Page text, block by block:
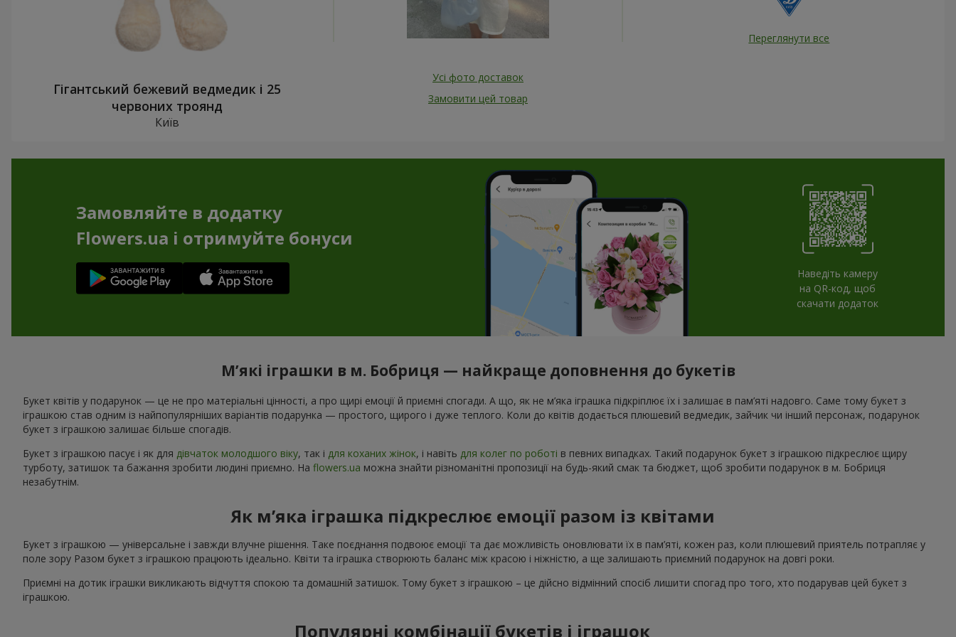
Гігантський бежевий ведмедик і 25
червоних троянд
Київ
Усі фото доставок
Замовити цей товар
Переглянути все
Замовляйте в додатку
Flowers.ua і отримуйте бонуси
Наведіть камеру
на QR-код, щоб
скачати додаток
М’які іграшки в м. Бобриця — найкраще доповнення до букетів
Букет квітів у подарунок — це не про матеріальні цінності, а про щирі емоції й приємні спогади. А що, як не м’яка іграшка підкріплює їх і залишає в пам’яті надовго. Саме тому букет з
іграшкою став одним із найпопулярніших варіантів подарунка — простого, щирого і дуже теплого. Коли до квітів додається плюшевий ведмедик, зайчик чи інший персонаж, подарунок
букет з іграшкою залишає більше спогадів.
Букет з іграшкою пасує і як для дівчаток молодшого віку, так і для коханих жінок, і навіть для колег по роботі в певних випадках. Такий подарунок букет з іграшкою підкреслює щиру
турботу, затишок та бажання зробити людині приємно. На flowers.ua можна знайти різноманітні пропозиції на будь-який смак та бюджет, щоб зробити подарунок в м. Бобриця
незабутнім.
Як м’яка іграшка підкреслює емоції разом із квітами
Букет з іграшкою — універсальне і завжди влучне рішення. Таке поєднання подвоює емоції та дає можливість оновлювати їх в пам’яті, кожен раз, коли плюшевий приятель потрапляє у
поле зору Разом букет з іграшкою працюють ідеально. Квіти та іграшка створюють баланс між красою і ніжністю, а ще залишають приємний подарунок на довгі роки.
Приємні на дотик іграшки викликають відчуття спокою та домашній затишок. Тому букет з іграшкою – це дійсно відмінний спосіб лишити спогад про того, хто подарував цей букет з
іграшкою.
Популярні комбінації букетів і іграшок